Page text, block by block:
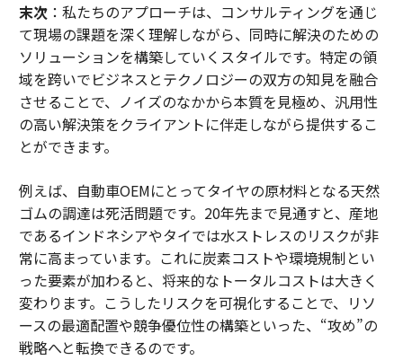
末次：私たちのアプローチは、コンサルティングを通じ
て現場の課題を深く理解しながら、同時に解決のための
ソリューションを構築していくスタイルです。特定の領
域を跨いでビジネスとテクノロジーの双方の知見を融合
させることで、ノイズのなかから本質を見極め、汎用性
の高い解決策をクライアントに伴走しながら提供するこ
とができます。
例えば、自動車OEMにとってタイヤの原材料となる天然
ゴムの調達は死活問題です。20年先まで見通すと、産地
であるインドネシアやタイでは水ストレスのリスクが非
常に高まっています。これに炭素コストや環境規制とい
った要素が加わると、将来的なトータルコストは大きく
変わります。こうしたリスクを可視化することで、リソ
ースの最適配置や競争優位性の構築といった、“攻め”の
戦略へと転換できるのです。